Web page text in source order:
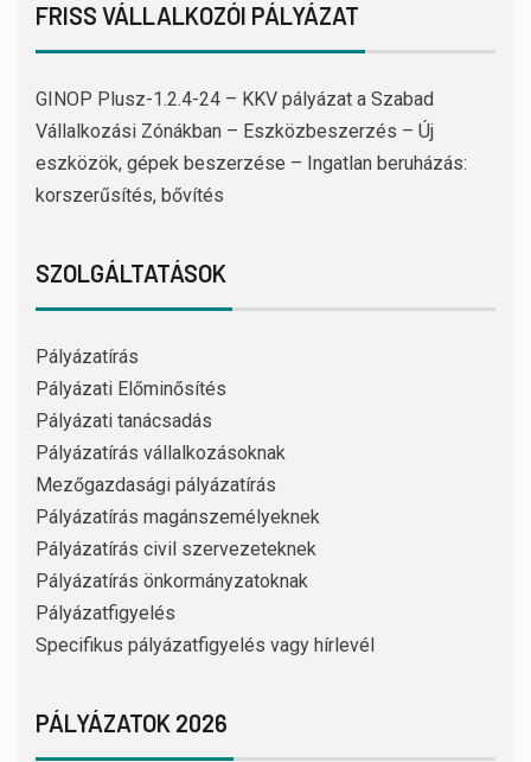
FRISS VÁLLALKOZÓI PÁLYÁZAT
GINOP Plusz-1.2.4-24 – KKV pályázat a Szabad
Vállalkozási Zónákban – Eszközbeszerzés – Új
eszközök, gépek beszerzése – Ingatlan beruházás:
korszerűsítés, bővítés
SZOLGÁLTATÁSOK
Pályázatírás
Pályázati Előminősítés
Pályázati tanácsadás
Pályázatírás vállalkozásoknak
Mezőgazdasági pályázatírás
Pályázatírás magánszemélyeknek
Pályázatírás civil szervezeteknek
Pályázatírás önkormányzatoknak
Pályázatfigyelés
Specifikus pályázatfigyelés vagy hírlevél
PÁLYÁZATOK 2026